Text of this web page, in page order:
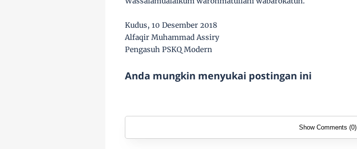
Kudus, 10 Desember 2018
Alfaqir Muhammad Assiry
Pengasuh PSKQ Modern
Anda mungkin menyukai postingan ini
Show Comments (0)